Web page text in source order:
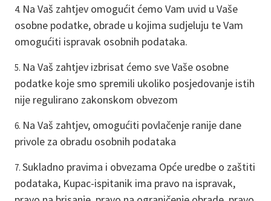
Na Vaš zahtjev omogućit ćemo Vam uvid u Vaše
osobne podatke, obrade u kojima sudjeluju te Vam
omogućiti ispravak osobnih podataka.
Na Vaš zahtjev izbrisat ćemo sve Vaše osobne
podatke koje smo spremili ukoliko posjedovanje istih
nije regulirano zakonskom obvezom
Na Vaš zahtjev, omogućiti povlačenje ranije dane
privole za obradu osobnih podataka
Sukladno pravima i obvezama Opće uredbe o zaštiti
podataka, Kupac-ispitanik ima pravo na ispravak,